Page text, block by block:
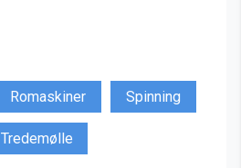
Romaskiner Spinning
Tredemølle